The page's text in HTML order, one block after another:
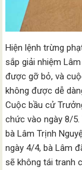
Hiện lệnh trừng
sắp giải nhiệm
được gỡ bỏ, và
không được dễ
Cuộc bầu cử
chức vào ngày 8/
bà Lâm Trịnh
ngày 4/4, bà Lâm
sẽ không tái tranh